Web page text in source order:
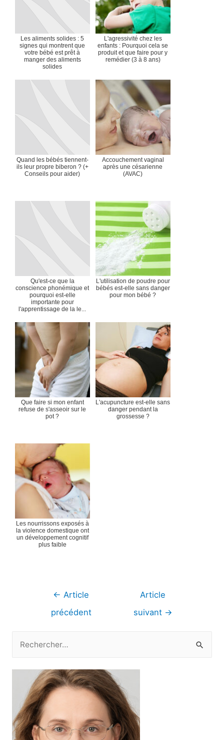
Les aliments solides : 5
signes qui montrent que
votre bébé est prêt à
manger des aliments
solides
L'agressivité chez les
enfants : Pourquoi cela se
produit et que faire pour y
remédier (3 à 8 ans)
Quand les bébés tiennent-
ils leur propre biberon ? (+
Conseils pour aider)
Accouchement vaginal
après une césarienne
(AVAC)
Qu'est-ce que la
conscience phonémique et
pourquoi est-elle
importante pour
l'apprentissage de la le...
L'utilisation de poudre pour
bébés est-elle sans danger
pour mon bébé ?
Que faire si mon enfant
refuse de s'asseoir sur le
pot ?
L'acupuncture est-elle sans
danger pendant la
grossesse ?
Les nourrissons exposés à
la violence domestique ont
un développement cognitif
plus faible
Navigation
← Article
précédent
Article
suivant →
c
r
c